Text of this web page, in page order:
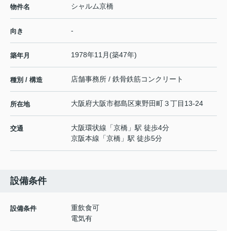
物件名 シャルム京橋
向き -
築年月 1978年11月(築47年)
種別 / 構造 店舗事務所 / 鉄骨鉄筋コンクリート
所在地 大阪府大阪市都島区東野田町３丁目13-24
交通 大阪環状線 「京橋 」駅 徒歩4分
京阪本線 「京橋 」駅 徒歩5分
設備条件
設備条件
重飲食可
電気有